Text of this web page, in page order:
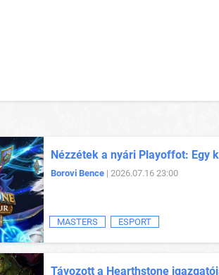
Nézzétek a nyári Playoffot: Egy
Borovi Bence | 2026.07.16 23:00
MASTERS ESPORT
Távozott a Hearthstone